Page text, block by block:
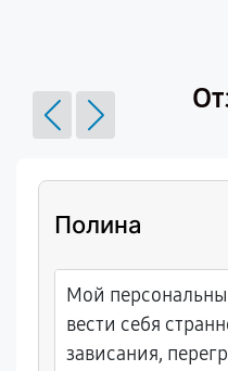
Полина
Мой
вести себя
зависания,